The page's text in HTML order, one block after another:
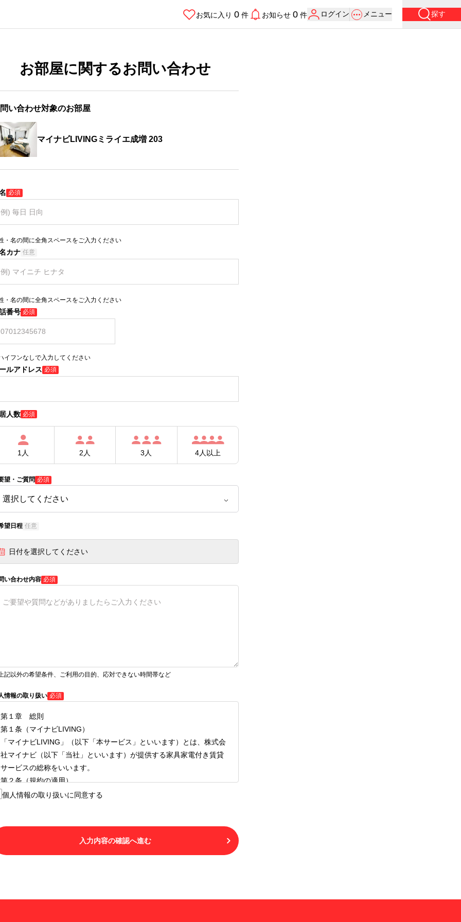
お気に入り 0 件 お知らせ 0 件 ログイン メニュー 探す
お部屋に関するお問い合わせ
い合わせ対象のお部屋
マイナビLIVINGミライエ成増 203
必須
・名の間に全角スペースをご入力ください
カナ 任意
・名の間に全角スペースをご入力ください
番号 必須
イフンなしで入力してください
ルアドレス 必須
人数 必須
1人 2人 3人 4人以上
望・ご質問 必須
望日程 任意
日付を選択してください
い合わせ内容 必須
記以外の希望条件、ご利用の目的、応対できない時間帯など
情報の取り扱い 必須
第１章 総則
第１条（マイナビLIVING）
「マイナビLIVING」（以下「本サービス」といいます）とは、株式会
社マイナビ（以下「当社」といいます）が提供する家具家電付き賃貸
サービスの総称をいいます。
第２条（規約の適用）
１.本サービスを利用する者（以下「利用者」といいます）は、本サー
をもってのみ認められるものとし、不承諾の場合には、本サービスを
利用することはできません。
個人情報の取り扱いに同意する
入力内容の確認へ進む